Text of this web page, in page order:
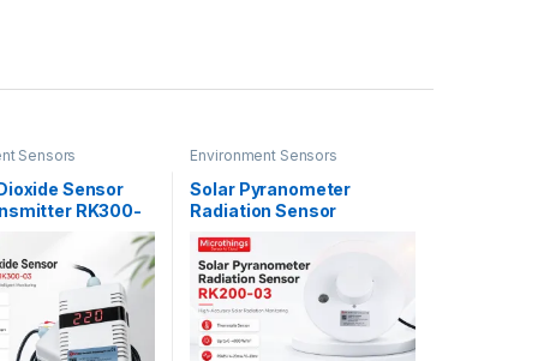
Sensors
Sensor
RK300-
Environment Sensors
Solar Pyranometer
Radiation Sensor